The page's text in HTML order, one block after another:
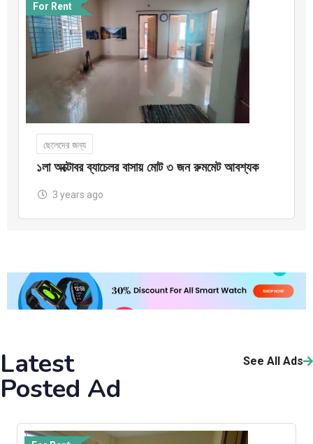
For Rent
ছেলেদের জন্য
১লা অক্টোবর ব্যাচেলর বাসায় মোট ৩ জন রুমমেট আবশ্যক
3 years ago
Latest
Posted Ad
See All Ads